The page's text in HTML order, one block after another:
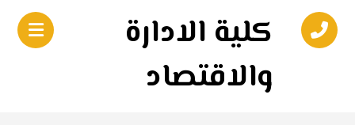
كلية الادارة
والاقتصاد